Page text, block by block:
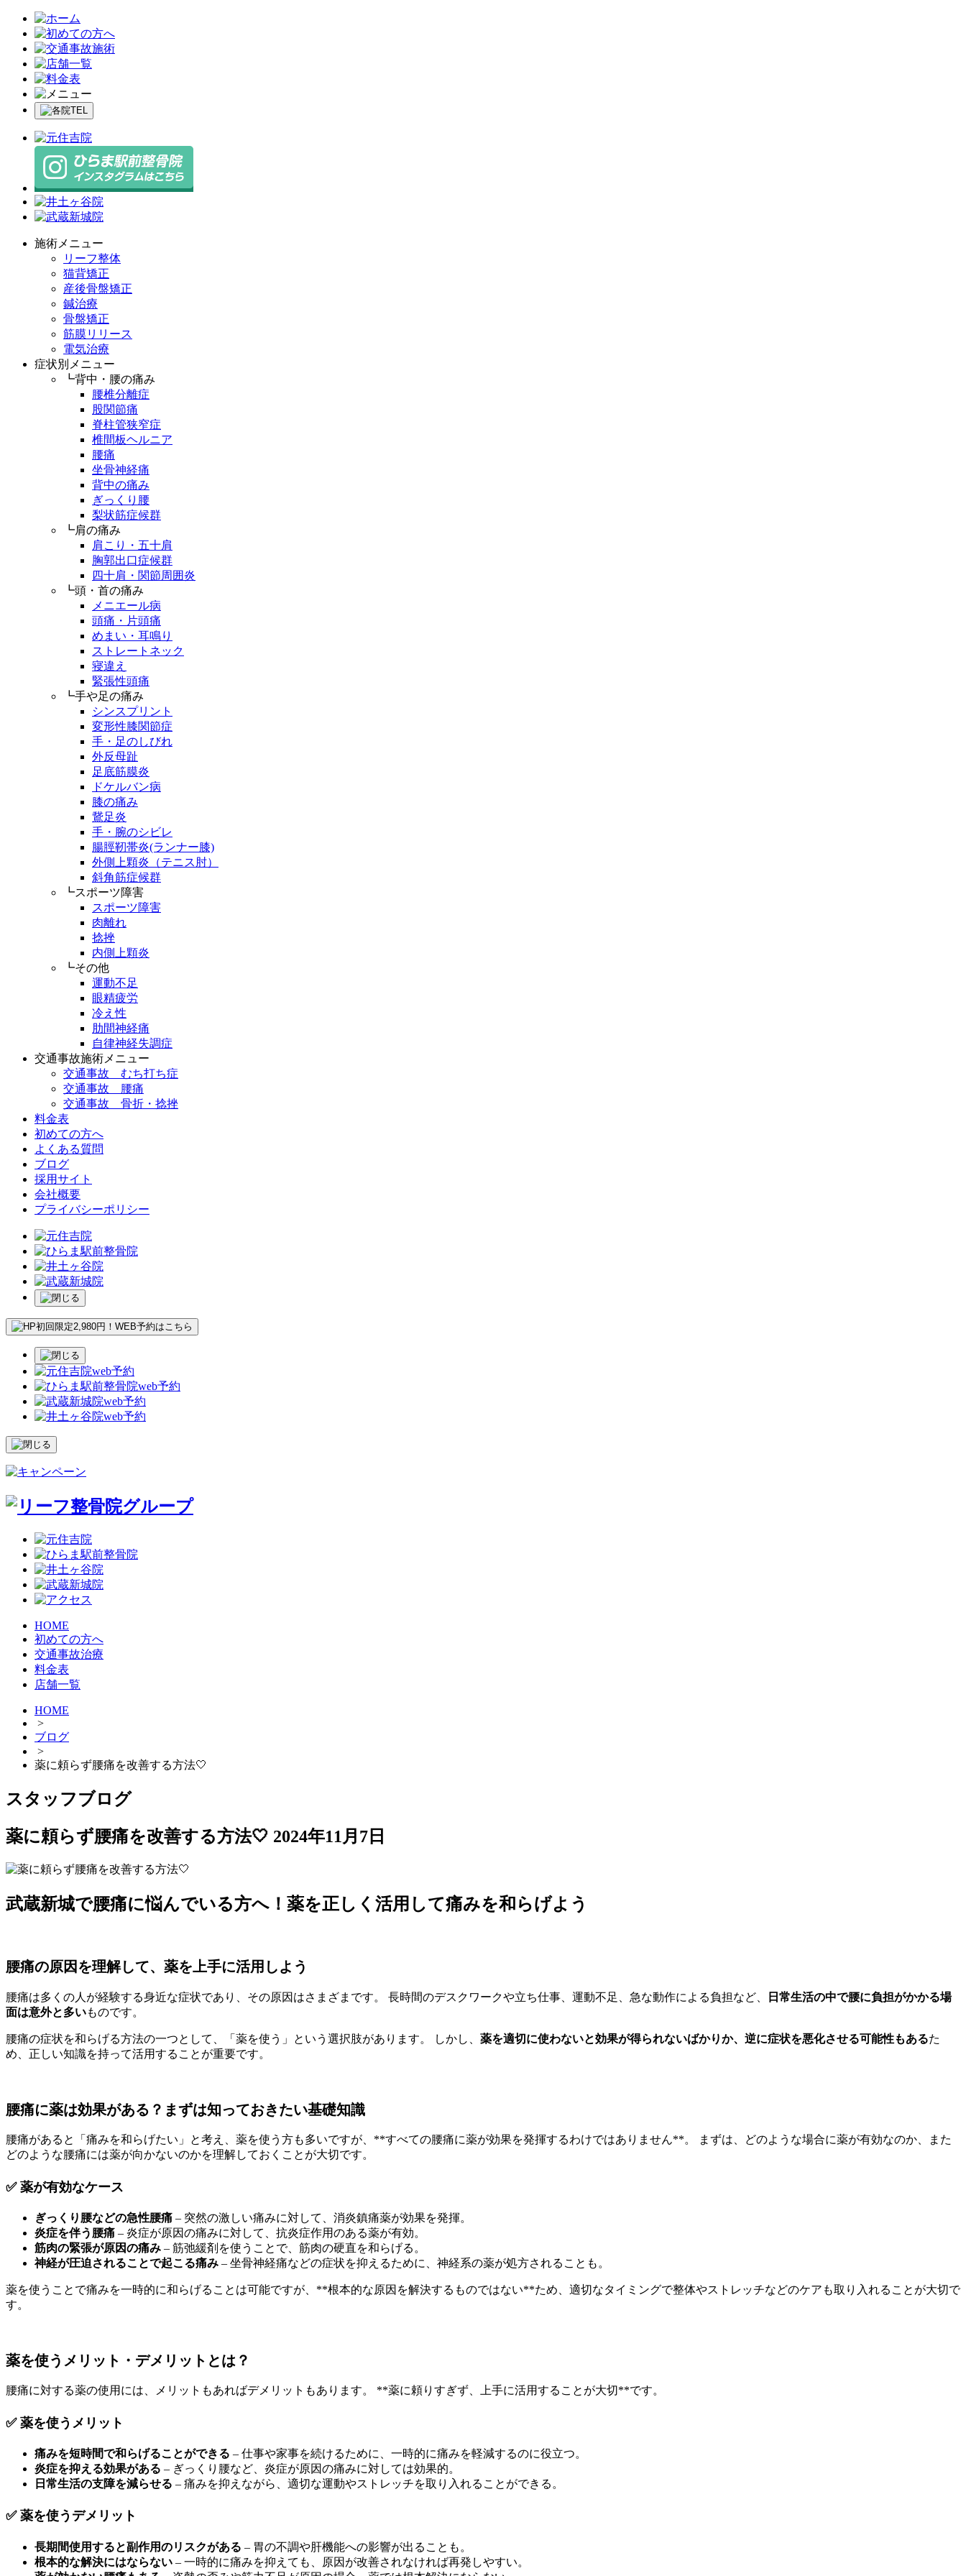
施術メニュー
リーフ整体
猫背矯正
産後骨盤矯正
鍼治療
骨盤矯正
筋膜リリース
電気治療
症状別メニュー
┗背中・腰の痛み
腰椎分離症
股関節痛
脊柱管狭窄症
椎間板ヘルニア
腰痛
坐骨神経痛
背中の痛み
ぎっくり腰
梨状筋症候群
┗肩の痛み
肩こり・五十肩
胸郭出口症候群
四十肩・関節周囲炎
┗頭・首の痛み
メニエール病
頭痛・片頭痛
めまい・耳鳴り
ストレートネック
寝違え
緊張性頭痛
┗手や足の痛み
シンスプリント
変形性膝関節症
手・足のしびれ
外反母趾
足底筋膜炎
ドケルバン病
膝の痛み
鵞足炎
手・腕のシビレ
腸脛靭帯炎(ランナー膝)
外側上顆炎（テニス肘）
斜角筋症候群
┗スポーツ障害
スポーツ障害
肉離れ
捻挫
内側上顆炎
┗その他
運動不足
眼精疲労
冷え性
肋間神経痛
自律神経失調症
交通事故施術メニュー
交通事故 むち打ち症
交通事故 腰痛
交通事故 骨折・捻挫
料金表
初めての方へ
よくある質問
ブログ
採用サイト
会社概要
プライバシーポリシー
HOME
初めての方へ
交通事故治療
料金表
店舗一覧
HOME
>
ブログ
>
薬に頼らず腰痛を改善する方法🤍
スタッフブログ
薬に頼らず腰痛を改善する方法🤍 2024年11月7日
武蔵新城で腰痛に悩んでいる方へ！薬を正しく活用して痛みを和らげよう
腰痛の原因を理解して、薬を上手に活用しよう
腰痛は多くの人が経験する身近な症状であり、その原因はさまざまです。 長時間のデスクワークや立ち仕事、運動不足、急な動作による負担など、
日常生活の中で腰に負担がかかる場
面は意外と多いものです。
腰痛の症状を和らげる方法の一つとして、「薬を使う」という選択肢があります。 しかし、 薬を適切に使わないと効果が得られないばかりか、逆に症状を悪化させる可能性もあるた
め、正しい知識を持って活用することが重要です。
腰痛に薬は効果がある？まずは知っておきたい基礎知識
腰痛があると「痛みを和らげたい」と考え、薬を使う方も多いですが、**すべての腰痛に薬が効果を発揮するわけではありません**。 まずは、どのような場合に薬が有効なのか、また
どのような腰痛には薬が向かないのかを理解しておくことが大切です。
✅ 薬が有効なケース
ぎっくり腰などの急性腰痛 – 突然の激しい痛みに対して、消炎鎮痛薬が効果を発揮。
炎症を伴う腰痛 – 炎症が原因の痛みに対して、抗炎症作用のある薬が有効。
筋肉の緊張が原因の痛み – 筋弛緩剤を使うことで、筋肉の硬直を和らげる。
神経が圧迫されることで起こる痛み – 坐骨神経痛などの症状を抑えるために、神経系の薬が処方されることも。
薬を使うことで痛みを一時的に和らげることは可能ですが、**根本的な原因を解決するものではない**ため、適切なタイミングで整体やストレッチなどのケアも取り入れることが大切で
す。
薬を使うメリット・デメリットとは？
腰痛に対する薬の使用には、メリットもあればデメリットもあります。 **薬に頼りすぎず、上手に活用することが大切**です。
✅ 薬を使うメリット
痛みを短時間で和らげることができる – 仕事や家事を続けるために、一時的に痛みを軽減するのに役立つ。
炎症を抑える効果がある – ぎっくり腰など、炎症が原因の痛みに対しては効果的。
日常生活の支障を減らせる – 痛みを抑えながら、適切な運動やストレッチを取り入れることができる。
✅ 薬を使うデメリット
長期間使用すると副作用のリスクがある – 胃の不調や肝機能への影響が出ることも。
根本的な解決にはならない – 一時的に痛みを抑えても、原因が改善されなければ再発しやすい。